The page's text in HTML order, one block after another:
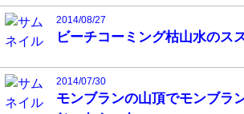
2014/08/27
ビーチコーミング枯山水のス
2014/07/30
モンブランの山頂でモンブラ